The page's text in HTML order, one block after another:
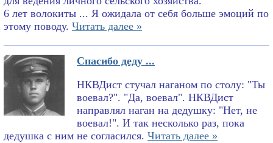
6 лет волокиты ... Я ожидала от себя больше эмоций по
этому поводу. Читать далее »
Спасибо деду ...
НКВДист стучал наганом по столу: "Ты
воевал?". "Да, воевал". НКВДист
направлял наган на дедушку: "Нет, не
воевал!". И так несколько раз, пока
дедушка с ним не согласился. Читать далее »